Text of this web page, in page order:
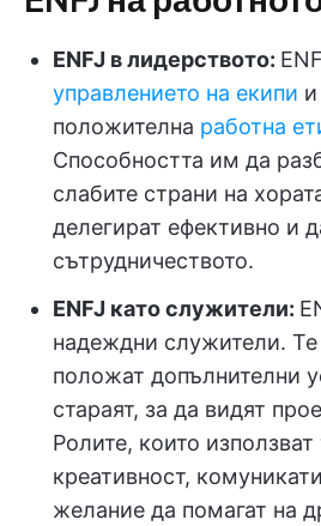
ENFJ в лидерството:
управлението на екипи
положителна работна
Способността им да
слабите страни на
делегират ефективно и
сътрудничеството.
ENFJ като служители:
надеждни служители. Те
положат допълнителни
стараят, за да видят
Ролите, които използват
креативност,
желание да помагат на